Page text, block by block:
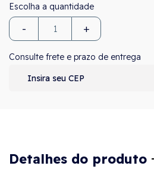
- +
Consulte frete e prazo de entrega
Detalhes do produto